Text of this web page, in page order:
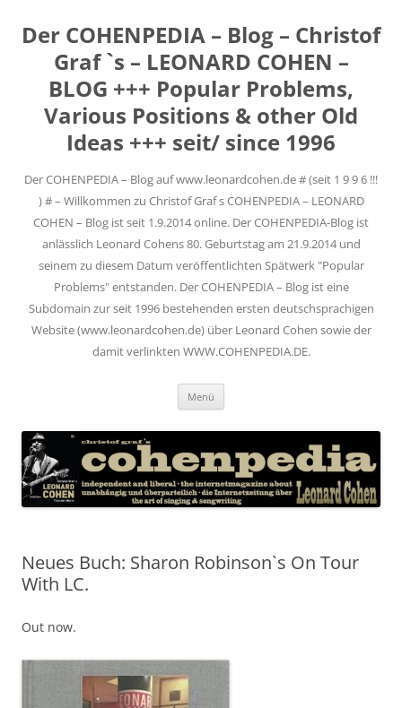
Der COHENPEDIA – Blog – Christof
Graf `s – LEONARD COHEN –
BLOG +++ Popular Problems,
Various Positions & other Old
Ideas +++ seit/ since 1996
Der COHENPEDIA – Blog auf www.leonardcohen.de # (seit 1 9 9 6 !!!
) # – Willkommen zu Christof Graf s COHENPEDIA – LEONARD
COHEN – Blog ist seit 1.9.2014 online. Der COHENPEDIA-Blog ist
anlässlich Leonard Cohens 80. Geburtstag am 21.9.2014 und
seinem zu diesem Datum veröffentlichten Spätwerk "Popular
Problems" entstanden. Der COHENPEDIA – Blog ist eine
Subdomain zur seit 1996 bestehenden ersten deutschsprachigen
Website (www.leonardcohen.de) über Leonard Cohen sowie der
damit verlinkten WWW.COHENPEDIA.DE.
Menü
Neues Buch: Sharon Robinson`s On Tour
With LC.
Out now.